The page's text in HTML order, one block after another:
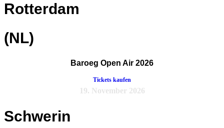
Rotterdam
(NL)
Baroeg Open Air 2026
Tickets kaufen
19. November 2026
Schwerin